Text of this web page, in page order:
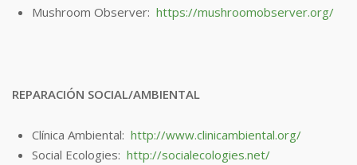
Mushroom Observer: https://mushroomobserver.org/
REPARACIÓN SOCIAL/AMBIENTAL
Clínica Ambiental: http://www.clinicambiental.org/
Social Ecologies: http://socialecologies.net/